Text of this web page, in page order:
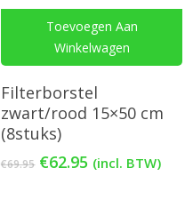
Toevoegen Aan
Winkelwagen
Filterborstel
zwart/rood 15×50 cm
(8stuks)
€69.95 Oorspronkelijke
€62.95 Huidige
(incl. BTW)